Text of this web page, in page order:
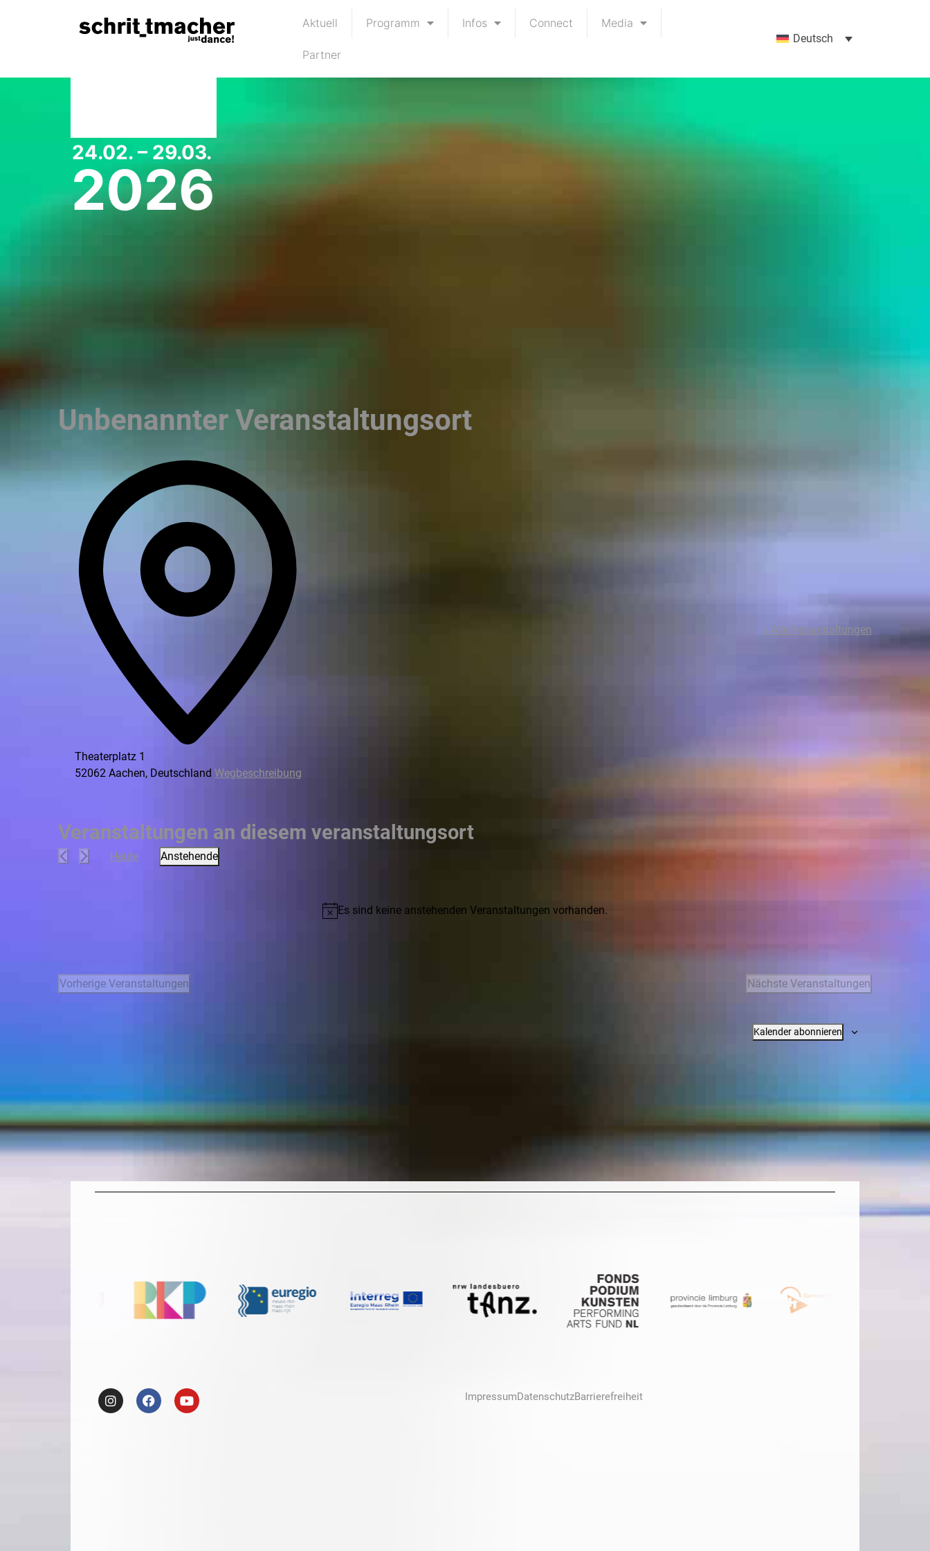
Aktuell Programm Infos Connect Media
Partner
Deutsch
24.02. – 29.03.
2026
Unbenannter Veranstaltungsort
« Alle Veranstaltungen
Theaterplatz 1
52062 Aachen, Deutschland Wegbeschreibung
Veranstaltungen an diesem veranstaltungsort
Hinweis
Es sind keine anstehenden Veranstaltungen vorhanden.
Heute
Anstehende
Vorherige Veranstaltungen Nächste Veranstaltungen
Kalender abonnieren
ImpressumDatenschutzBarrierefreiheit